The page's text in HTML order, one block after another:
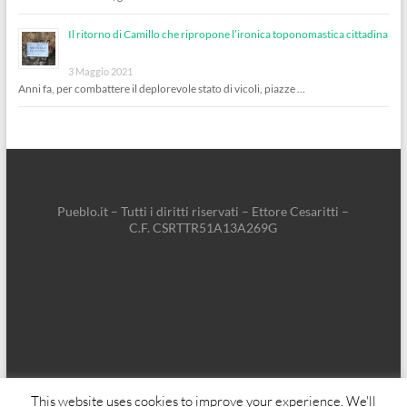
Il ritorno di Camillo che ripropone l’ironica toponomastica cittadina
3 Maggio 2021
Anni fa, per combattere il deplorevole stato di vicoli, piazze …
Pueblo.it – Tutti i diritti riservati – Ettore Cesaritti –
C.F. CSRTTR51A13A269G
This website uses cookies to improve your experience. We'll